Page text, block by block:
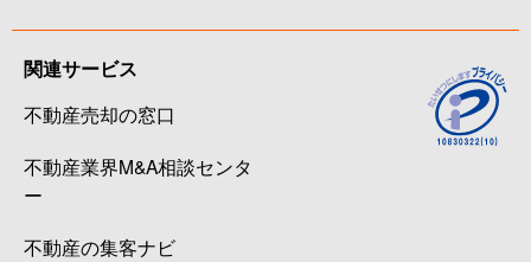
関連サービス
不動産売却の窓口
不動産業界M&A相談センタ
ー
不動産の集客ナビ